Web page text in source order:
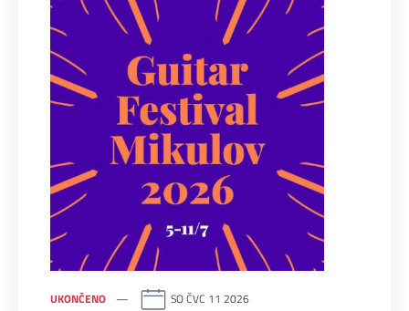
UKONČENO SO ČVC 11 2026